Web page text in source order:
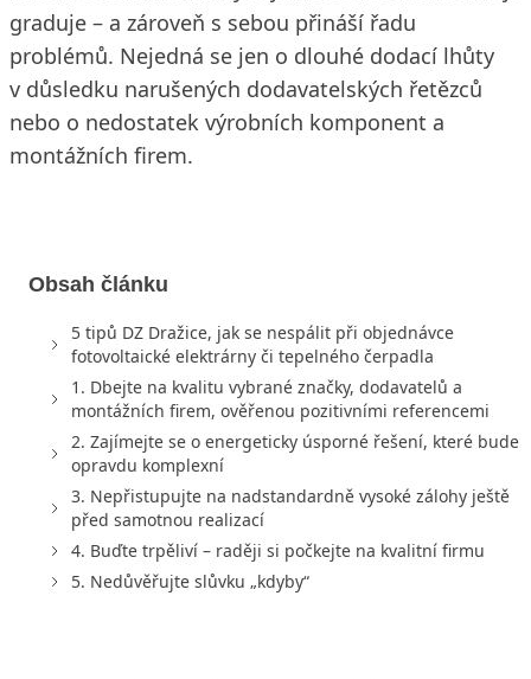
graduje – a zároveň s sebou přináší řadu
problémů. Nejedná se jen o dlouhé dodací lhůty
v důsledku narušených dodavatelských řetězců
nebo o nedostatek výrobních komponent a
montážních firem.
Obsah článku
5 tipů DZ Dražice, jak se nespálit při objednávce
fotovoltaické elektrárny či tepelného čerpadla
1. Dbejte na kvalitu vybrané značky, dodavatelů a
montážních firem, ověřenou pozitivními referencemi
2. Zajímejte se o energeticky úsporné řešení, které bude
opravdu komplexní
3. Nepřistupujte na nadstandardně vysoké zálohy ještě
před samotnou realizací
4. Buďte trpěliví – raději si počkejte na kvalitní firmu
5. Nedůvěřujte slůvku „kdyby“